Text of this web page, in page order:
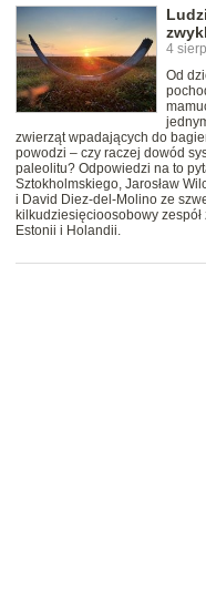
4
Od
zwierząt wpadających do
powodzi – czy raczej dowód
paleolitu? Odpowiedzi na to
Sztokholmskiego, Jarosław
i David Diez-del-Molino ze
kilkudziesięcioosobowy
Estonii i Holandii.